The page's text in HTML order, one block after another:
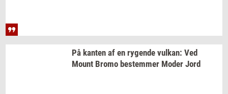
På kan­ten af en ry­gen­de vulkan: Ved
Mount Bromo be­stem­mer Moder Jord